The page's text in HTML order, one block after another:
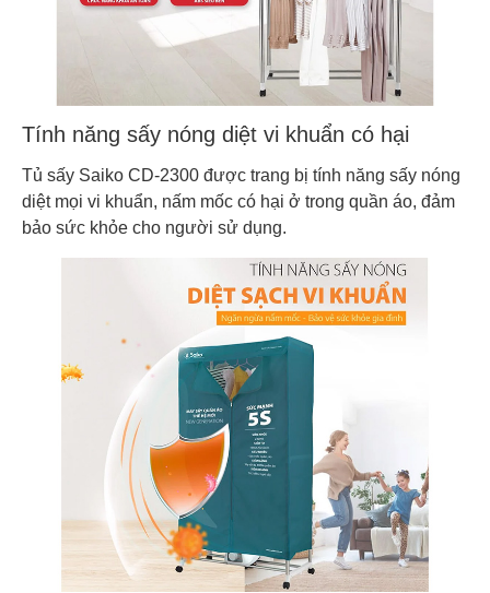
Tính năng sấy nóng diệt vi khuẩn có hại
Tủ sấy Saiko CD-2300 được trang bị tính năng sấy nóng
diệt mọi vi khuẩn, nấm mốc có hại ở trong quần áo, đảm
bảo sức khỏe cho người sử dụng.